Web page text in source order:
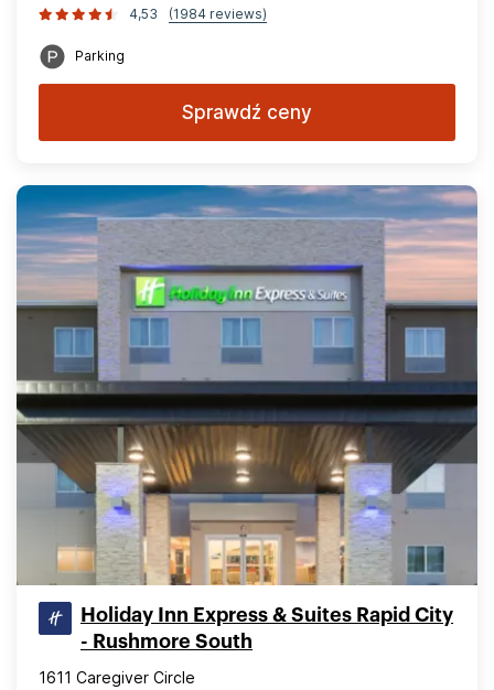
4,53
(1984 reviews)
Parking
Sprawdź ceny
Holiday Inn Express & Suites Rapid City
- Rushmore South
1611 Caregiver Circle